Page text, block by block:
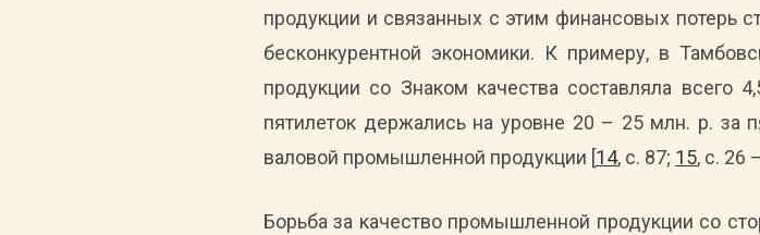
продукции и связанных с этим финансовых потерь
бесконкурентной экономики. К примеру, в
продукции со Знаком качества составляла
пятилеток держались на уровне 20 – 25 млн. р. за
валовой промышленной продукции [14, с. 87; 15, с. 26
Борьба за качество промышленной продукции со